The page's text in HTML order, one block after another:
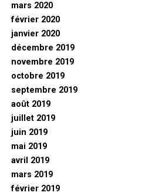
mars 2020
février 2020
janvier 2020
décembre 2019
novembre 2019
octobre 2019
septembre 2019
août 2019
juillet 2019
juin 2019
mai 2019
avril 2019
mars 2019
février 2019